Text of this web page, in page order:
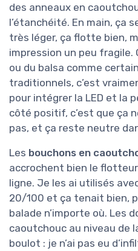
des anneaux en
l’étanchéité. En main, ça
très léger, ça flotte bien,
impression un peu fragile.
ou du balsa comme
traditionnels, c’est
pour intégrer la LED et la
côté positif, c’est que ça
pas, et ça reste neutre
Les bouchons en
accrochent bien le
ligne. Je les ai utilisés
20/100 et ça tenait bien,
balade n’importe où. Les
caoutchouc au niveau de
boulot : je n’ai pas eu